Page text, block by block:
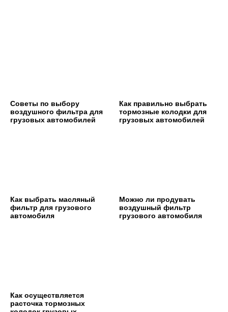
Советы по выбору
воздушного фильтра для
грузовых автомобилей
Как правильно выбрать
тормозные колодки для
грузовых автомобилей
Как выбрать масляный
фильтр для грузового
автомобиля
Можно ли продувать
воздушный фильтр
грузового автомобиля
Как осуществляется
расточка тормозных